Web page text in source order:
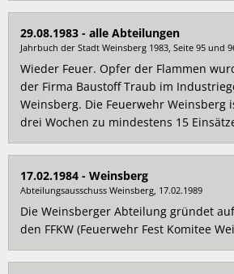
29.08.1983 - alle Abteilungen
Jahrbuch der Stadt Weinsberg 1983, Seite 95 und
Wieder Feuer. Opfer der Flammen
der Firma Baustoff Traub im
Weinsberg. Die Feuerwehr Weinsberg
drei Wochen zu mindestens 15
17.02.1984 - Weinsberg
Abteilungsausschuss Weinsberg, 17.02.1989
Die Weinsberger Abteilung gründet
den FFKW (Feuerwehr Fest Komitee